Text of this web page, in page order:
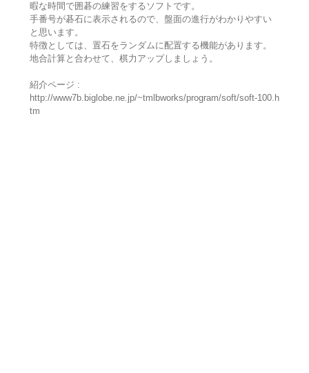
暇な時間で囲碁の練習をするソフトです。
手番号が碁石に表示されるので、盤面の進行がわかりやすい
と思います。
特徴としては、置石をランダムに配置する機能があります。
地合計算と合わせて、棋力アップしましょう。
紹介ページ :
http://www7b.biglobe.ne.jp/~tmlbworks/program/soft/soft-100.h
tm